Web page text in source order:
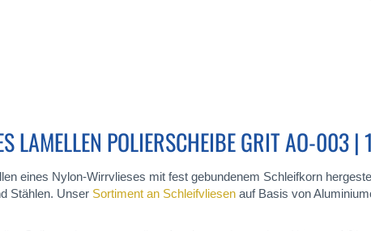
LAMELLEN POLIERSCHEIBE GRIT AO-003 |
eines Nylon-Wirrvlieses mit fest gebundenem Schleifkorn
Stählen. Unser Sortiment an Schleifvliesen auf Basis von